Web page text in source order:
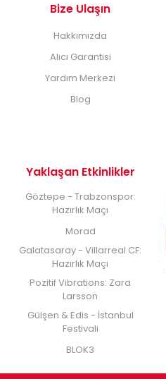
Bize Ulaşın
Hakkımızda
Alıcı Garantisi
Yardım Merkezi
Blog
Yaklaşan Etkinlikler
Göztepe - Trabzonspor:
Hazırlık Maçı
Morad
Galatasaray - Villarreal CF:
Hazırlık Maçı
Pozitif Vibrations: Zara
Larsson
Gülşen & Edis - İstanbul
Festivali
BLOK3